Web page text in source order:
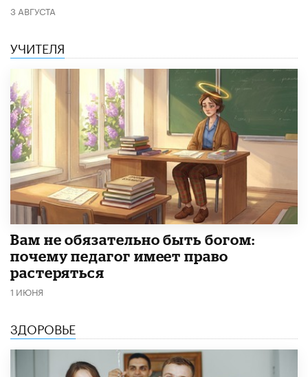
3 АВГУСТА
УЧИТЕЛЯ
​Вам не обязательно быть богом:
почему педагог имеет право
растеряться
1 ИЮНЯ
ЗДОРОВЬЕ